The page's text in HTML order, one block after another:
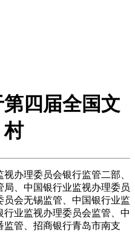
四届全国文
村
理委员会银行监管二部、
、中国银行业监视办理委员
会无锡监管、中国银行业监
业监视办理委员会监管、中
监管、招商银行青岛市南支